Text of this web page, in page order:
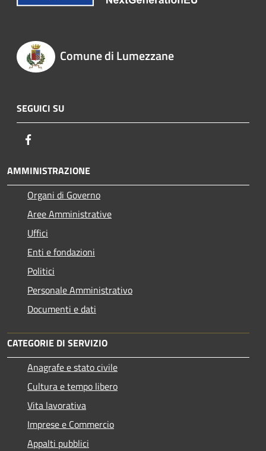
Comune di Lumezzane
SEGUICI SU
AMMINISTRAZIONE
Organi di Governo
Aree Amministrative
Uffici
Enti e fondazioni
Politici
Personale Amministrativo
Documenti e dati
CATEGORIE DI SERVIZIO
Anagrafe e stato civile
Cultura e tempo libero
Vita lavorativa
Imprese e Commercio
Appalti pubblici